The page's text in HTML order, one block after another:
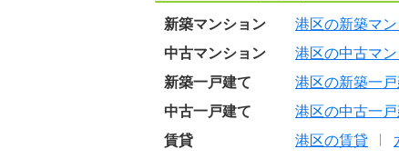
新築マンション 港区の新築マ
中古マンション
港区の中古マ
新築一戸建て
港区の新築一戸
中古一戸建て
港区の中古一戸
賃貸
港区の賃貸